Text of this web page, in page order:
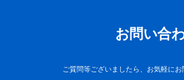
お問い合
ご質問等ございましたら、お気軽にお